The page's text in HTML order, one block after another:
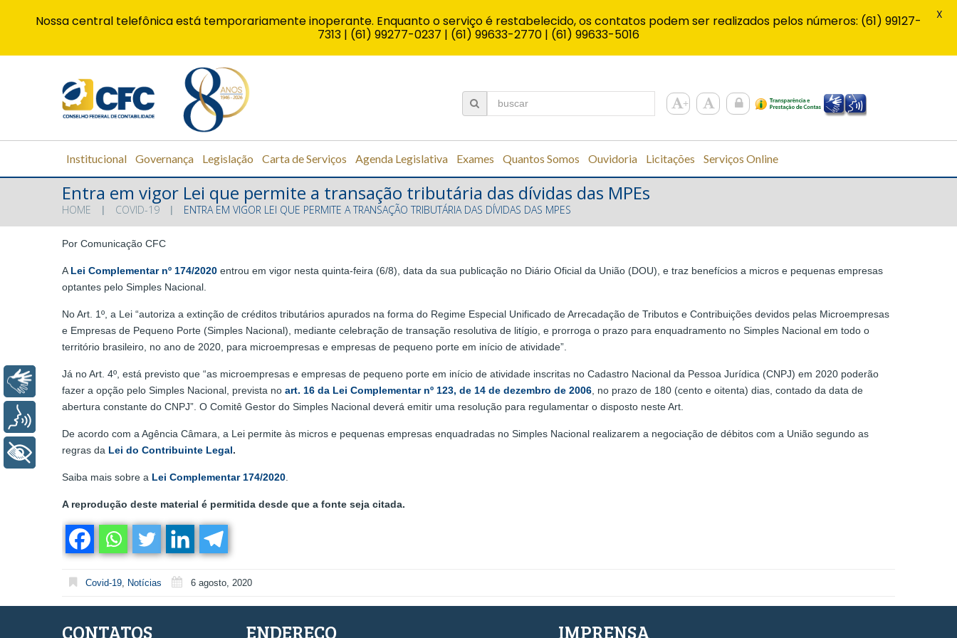
Institucional Governança Legislação Carta de Serviços Agenda Legislativa Exames Quantos Somos Ouvidoria Licitações Serviços Online
Entra em vigor Lei que permite a transação tributária das dívidas das MPEs
HOME COVID-19 ENTRA EM VIGOR LEI QUE PERMITE A TRANSAÇÃO TRIBUTÁRIA DAS DÍVIDAS DAS MPES
Por Comunicação CFC
ALei Complementar nº 174/2020 entrou em vigor nesta quinta-feira (6/8), data da sua publicação no Diário Oficial da União (DOU), e traz benefícios a micros e pequenas empresas
optantes pelo Simples Nacional.
No Art. 1º, a Lei “autoriza a extinção de créditos tributários apurados na forma do Regime Especial Unificado de Arrecadação de Tributos e Contribuições devidos pelas Microempresas
e Empresas de Pequeno Porte (Simples Nacional), mediante celebração de transação resolutiva de litígio, e prorroga o prazo para enquadramento no Simples Nacional em todo o
território brasileiro, no ano de 2020, para microempresas e empresas de pequeno porte em início de atividade”.
Já no Art. 4º, está previsto que “as microempresas e empresas de pequeno porte em início de atividade inscritas no Cadastro Nacional da Pessoa Jurídica (CNPJ) em 2020 poderão
fazer a opção pelo Simples Nacional, prevista no art. 16 da Lei Complementar nº 123, de 14 de dezembro de 2006, no prazo de 180 (cento e oitenta) dias, contado da data de
abertura constante do CNPJ”. O Comitê Gestor do Simples Nacional deverá emitir uma resolução para regulamentar o disposto neste Art.
De acordo com a Agência Câmara, a Lei permite às micros e pequenas empresas enquadradas no Simples Nacional realizarem a negociação de débitos com a União segundo as
regras da Lei do Contribuinte Legal.
Saiba mais sobre a Lei Complementar 174/2020.
A reprodução deste material é permitida desde que a fonte seja citada.
Covid-19, Notícias 6 agosto, 2020
CONTATOS ENDEREÇO IMPRENSA
Nossa central telefônica está temporariamente inoperante. Enquanto o serviço é restabelecido, os contatos podem ser realizados pelos números: (61) 99127-
7313 | (61) 99277-0237 | (61) 99633-2770 | (61) 99633-5016
X
Libras
+ Acessibilidade